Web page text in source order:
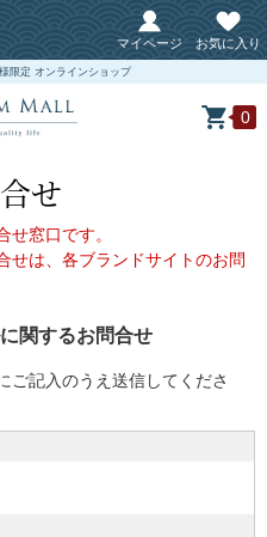
マイページ お気に入り
限定 オンラインショップ
0
せ
せ窓口です。
せは、各ブランドサイトのお問
関するお問合せ
ご記入のうえ送信してくださ